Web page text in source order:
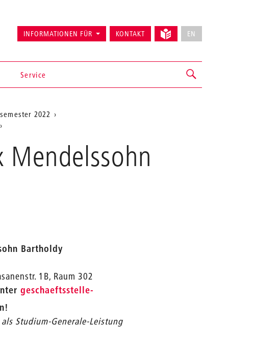
Service
INFORMATIONEN FÜR KONTAKT EN
2022
Mendelssohn
Bartholdy
1B, Raum 302
geschaeftsstelle-
Studium-Generale-Leistung